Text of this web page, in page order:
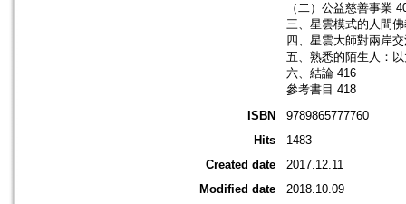
（二）公益慈善事業
三、星雲模式的人間
四、星雲大師對兩岸
五、熟悉的陌生人：
六、結論 416
參考書目 418
ISBN
9789865777760
Hits
1483
Created date
2017.12.11
Modified date
2018.10.09